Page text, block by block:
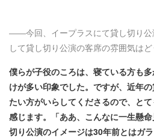
――今回、イープラスにて貸し切り
して貸し切り公演の客席の雰囲気はど
僕らが子役のころは、寝ている方も
けが多い印象でした。 ですが、近年
たい方がいらしてくださるので、 と
感じます。 「ああ、こんなに一生懸
切り公演のイメージは30年前とはガ